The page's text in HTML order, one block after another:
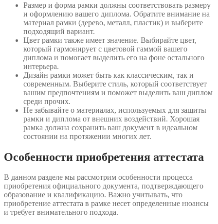
Размер и форма рамки должны соответствовать размеру
и оформлению вашего диплома. Обратите внимание на
материал рамки (дерево, металл, пластик) и выберите
подходящий вариант.
Цвет рамки также имеет значение. Выбирайте цвет,
который гармонирует с цветовой гаммой вашего
диплома и помогает выделить его на фоне остального
интерьера.
Дизайн рамки может быть как классическим, так и
современным. Выберите стиль, который соответствует
вашим предпочтениям и поможет выделить ваш диплом
среди прочих.
Не забывайте о материалах, используемых для защиты
рамки и диплома от внешних воздействий. Хорошая
рамка должна сохранить ваш документ в идеальном
состоянии на протяжении многих лет.
Особенности приобретения аттестата
В данном разделе мы рассмотрим особенности процесса
приобретения официального документа, подтверждающего
образование и квалификацию. Важно учитывать, что
приобретение аттестата в рамке несет определенные нюансы
и требует внимательного подхода.